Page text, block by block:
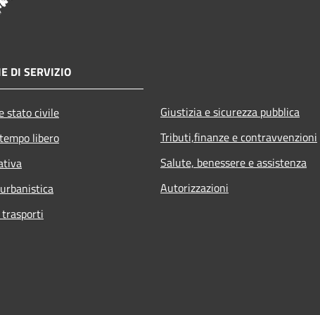
DI SERVIZIO
stato civile
libero
Giustizia e sicurezza pubblica
Tributi,finanze e contravvenzioni
Salute, benessere e assistenza
Autorizzazioni